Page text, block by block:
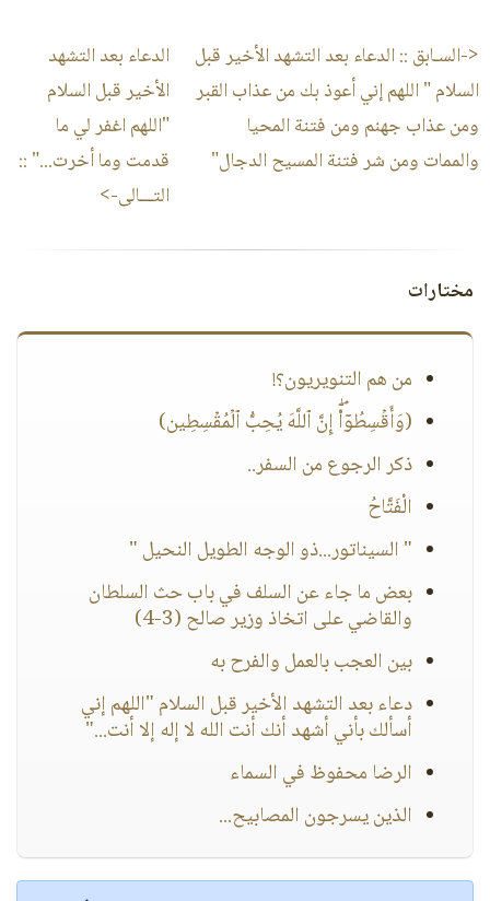
<-السـابق ::الدعاء بعد التشهد الأخير قبل
السلام " اللهم إني أعوذ بك من عذاب القبر
ومن عذاب جهنم ومن فتنة المحيا
والممات ومن شر فتنة المسيح الدجال"
الدعاء بعد التشهد
الأخير قبل السلام
"اللهم اغفر لي ما
قدمت وما أخرت..." ::
التـــالى->
مختارات
من هم التنويريون؟!
(وَأَقۡسِطُوۤا۟ۖ إِنَّ ٱللَّهَ یُحِبُّ ٱلۡمُقۡسِطِین)
ذكر الرجوع من السفر..
الْفَتَّاحُ
" السيناتور...ذو الوجه الطويل النحيل "
بعض ما جاء عن السلف في باب حث السلطان
والقاضي على اتخاذ وزير صالح (3-4)
بين العجب بالعمل والفرح به
دعاء بعد التشهد الأخير قبل السلام "اللهم إني
أسألك بأني أشهد أنك أنت الله لا إله إلا أنت..."
الرضا محفوظ في السماء
الذين يسرجون المصابيح...